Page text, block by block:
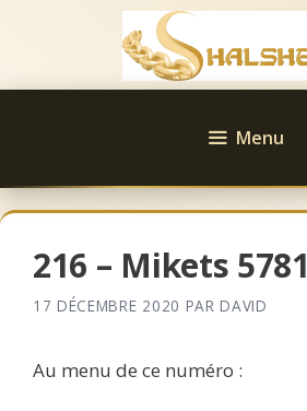
Menu
216 – Mikets 5781
17 DÉCEMBRE 2020 PAR DAVID
Au menu de ce numéro :